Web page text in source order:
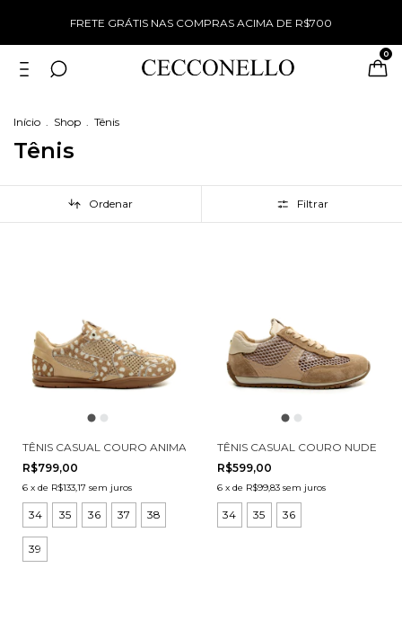
FRETE GRÁTIS NAS COMPRAS ACIMA DE R$700
0
Início . Shop . Tênis
Tênis
Ordenar Filtrar
TÊNIS CASUAL COURO ANIMAL PRINT CECCONELLO 2911002-5
R$799,00
6 x de R$133,17 sem juros
34 35 36 37 38
39
TÊNIS CASUAL COURO NUDE
R$599,00
6 x de R$99,83 sem juros
34 35 36